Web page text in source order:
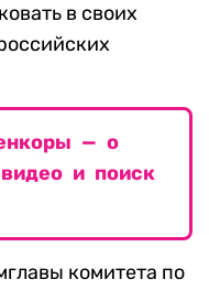
в своих
— о
и поиск
комитета по